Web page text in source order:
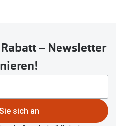
– Newsletter
sich an